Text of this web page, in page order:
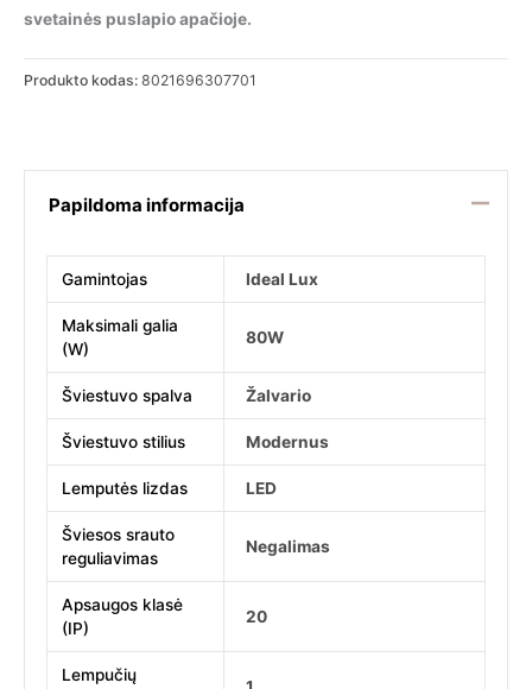
ON-
OTTONE,
svetainės puslapio apačioje.
Produkto kodas: 8021696307701
Papildoma informacija
Gamintojas Ideal Lux
Maksimali galia
(W)
80W
Šviestuvo spalva Žalvario
Šviestuvo stilius Modernus
Lemputės lizdas LED
Šviesos srauto
reguliavimas
Negalimas
Apsaugos klasė
(IP)
20
Lempučių